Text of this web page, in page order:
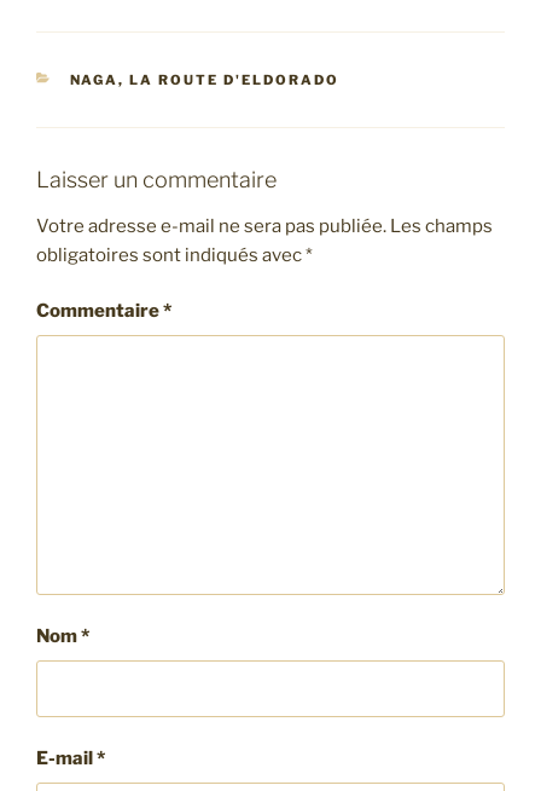
CATÉGORIES
NAGA, LA ROUTE D'ELDORADO
Laisser un commentaire
Votre adresse e-mail ne sera pas publiée. Les champs
obligatoires sont indiqués avec*
Commentaire*
Nom*
E-mail *